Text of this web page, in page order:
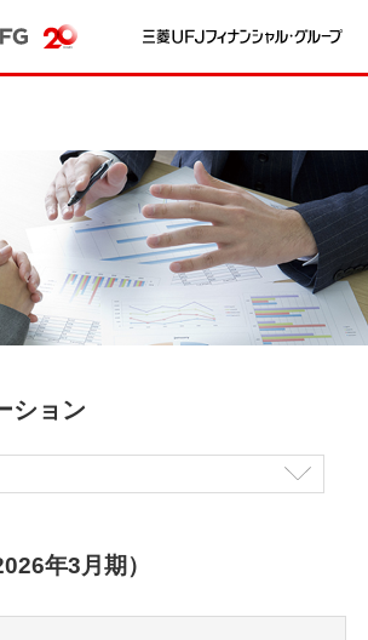
MUFG
ション
年3月期）